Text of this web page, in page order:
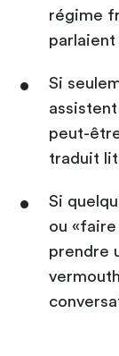
régime
Si
peut-
traduit
Si
ou
prendre